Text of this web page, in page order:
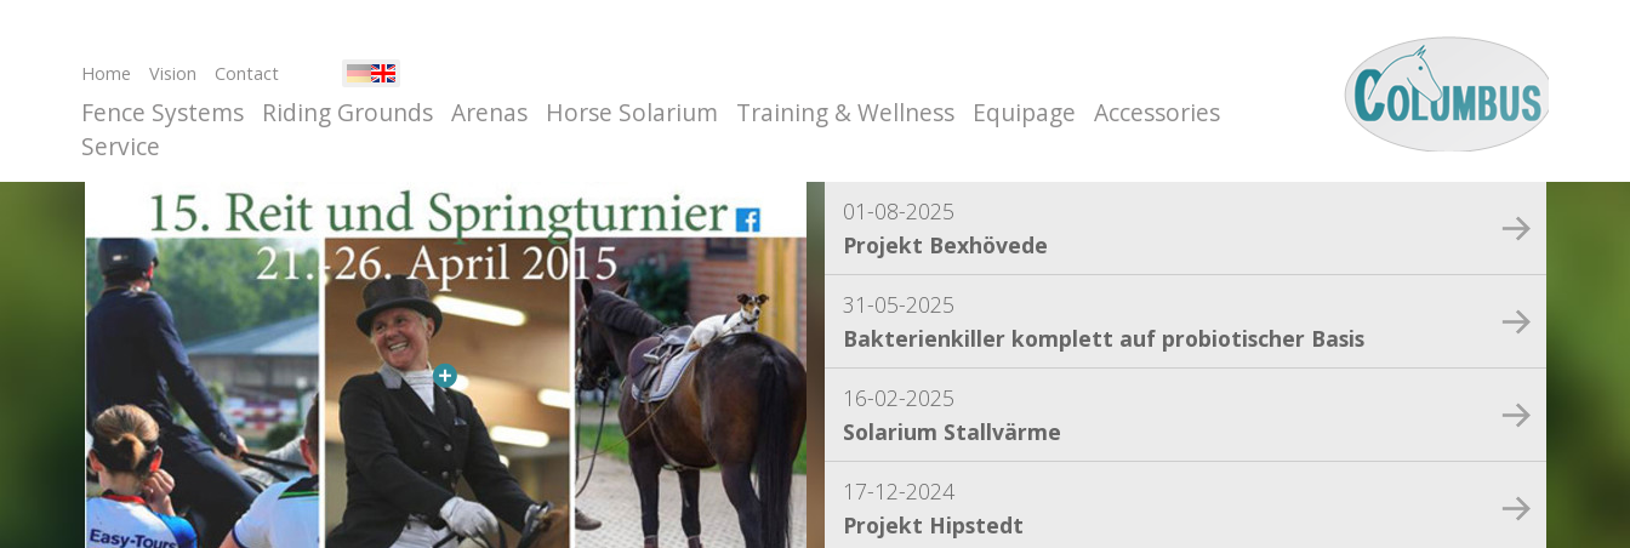
Home Vision Contact
Fence Systems Riding Grounds Arenas Horse Solarium Training & Wellness Equipage Accessories
Service
01-08-2025
Projekt Bexhövede
31-05-2025
Bakterienkiller komplett auf probiotischer Basis
16-02-2025
Solarium Stallvärme
17-12-2024
Projekt Hipstedt